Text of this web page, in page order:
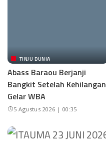
TINJU DUNIA
Abass Baraou Berjanji
Bangkit Setelah Kehilangan
Gelar WBA
5 Agustus 2026 | 00:35